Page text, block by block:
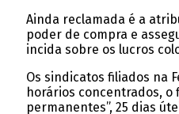
Ainda reclamada é a
poder de compra e
incida sobre os lucros
Os sindicatos filiados na
horários concentrados,
permanentes”, 25 dias